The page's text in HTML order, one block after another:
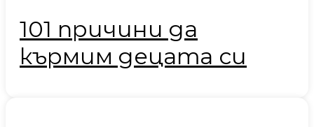
101 причини да
кърмим децата си